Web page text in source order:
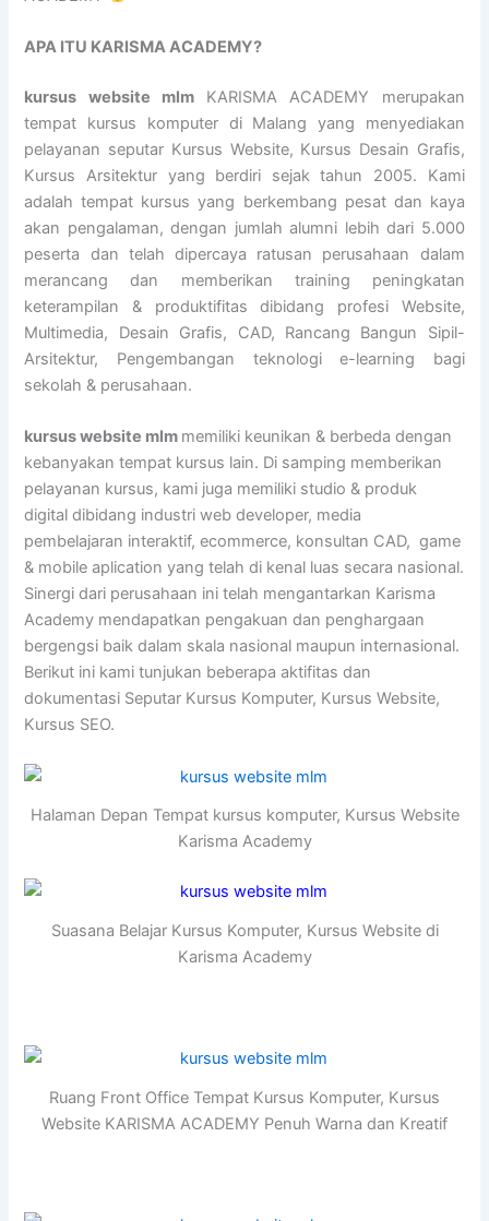
APA ITU KARISMA ACADEMY?
kursus website mlmKARISMA ACADEMY merupakan
tempat kursus komputer di Malang yang menyediakan
pelayanan seputar Kursus Website, Kursus Desain Grafis,
Kursus Arsitektur yang berdiri sejak tahun 2005. Kami
adalah tempat kursus yang berkembang pesat dan kaya
akan pengalaman, dengan jumlah alumni lebih dari 5.000
peserta dan telah dipercaya ratusan perusahaan dalam
merancang dan memberikan training peningkatan
keterampilan & produktifitas dibidang profesi Website,
Multimedia, Desain Grafis, CAD, Rancang Bangun Sipil-
Arsitektur, Pengembangan teknologi e-learning bagi
sekolah & perusahaan.
kursus website mlm memiliki keunikan & berbeda dengan
kebanyakan tempat kursus lain. Di samping memberikan
pelayanan kursus, kami juga memiliki studio & produk
digital dibidang industri web developer, media
pembelajaran interaktif, ecommerce, konsultan CAD, game
& mobile aplication yang telah di kenal luas secara nasional.
Sinergi dari perusahaan ini telah mengantarkan Karisma
Academy mendapatkan pengakuan dan penghargaan
bergengsi baik dalam skala nasional maupun internasional.
Berikut ini kami tunjukan beberapa aktifitas dan
dokumentasi Seputar Kursus Komputer, Kursus Website,
Kursus SEO.
Halaman Depan Tempat kursus komputer, Kursus Website
Karisma Academy
Suasana Belajar Kursus Komputer, Kursus Website di
Karisma Academy
Ruang Front Office Tempat Kursus Komputer, Kursus
Website KARISMA ACADEMY Penuh Warna dan Kreatif